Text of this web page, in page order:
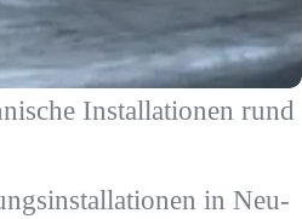
Installationen rund
in Neu-